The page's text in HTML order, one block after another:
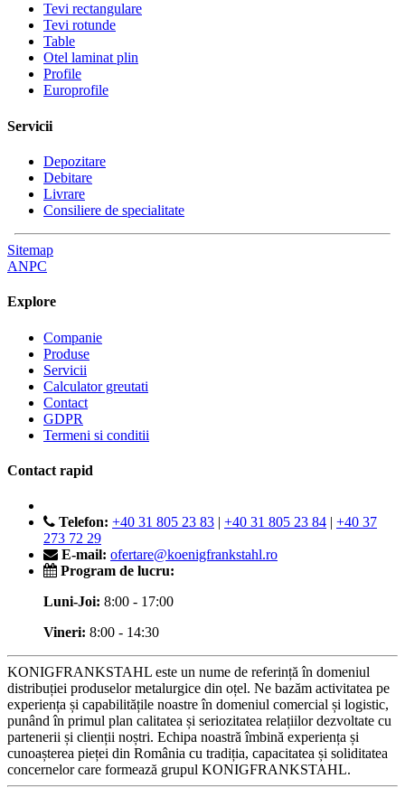
Tevi rectangulare
Tevi rotunde
Table
Otel laminat plin
Profile
Europrofile
Servicii
Depozitare
Debitare
Livrare
Consiliere de specialitate
Sitemap
ANPC
Explore
Companie
Produse
Servicii
Calculator greutati
Contact
GDPR
Termeni si conditii
Contact rapid
Telefon: +40 31 805 23 83 | +40 31 805 23 84 | +40 37
273 72 29
E-mail: ofertare@koenigfrankstahl.ro
Program de lucru:
Luni-Joi: 8:00 - 17:00
Vineri: 8:00 - 14:30
KONIGFRANKSTAHL este un nume de referință în domeniul
distribuției produselor metalurgice din oțel. Ne bazăm activitatea pe
experiența și capabilitățile noastre în domeniul comercial și logistic,
punând în primul plan calitatea și seriozitatea relațiilor dezvoltate cu
partenerii și clienții noștri. Echipa noastră îmbină experiența și
cunoașterea pieței din România cu tradiția, capacitatea și soliditatea
concernelor care formează grupul KONIGFRANKSTAHL.